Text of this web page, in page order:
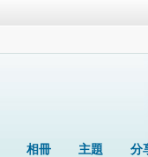
相冊 主題 分